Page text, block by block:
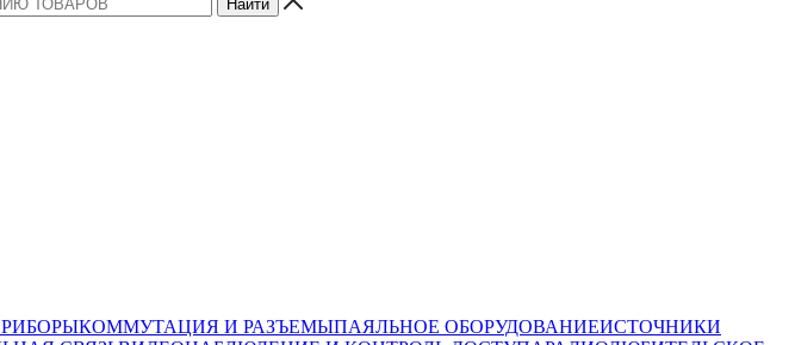
КОММУТАЦИЯ И РАЗЪЕМЫПАЯЛЬНОЕ ОБОРУДОВАНИЕИСТОЧНИКИ